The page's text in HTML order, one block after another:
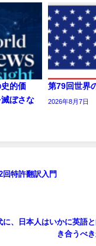
的価
ぼさな
第79回世界
2026年8月7日
回特許翻訳入門
に、日本人はいかに英語
き合うべ